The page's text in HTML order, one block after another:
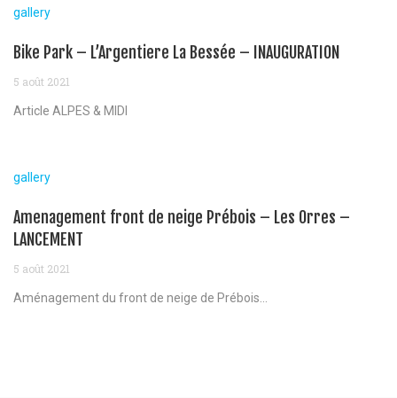
gallery
Bike Park – L’Argentiere La Bessée – INAUGURATION
5 août 2021
Article ALPES & MIDI
gallery
Amenagement front de neige Prébois – Les Orres –
LANCEMENT
5 août 2021
Aménagement du front de neige de Prébois...